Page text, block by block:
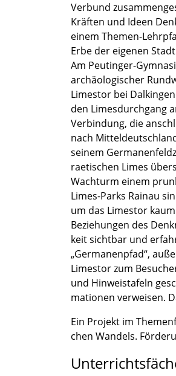
Verbund
Kräften und Ideen
einem Themen-
Erbe der eigenen
Am Peutinger-
archäo­lo­gi­scher
Limes­tor bei
den Limes­durch­gang
Verbindung, die
nach
seinem
raetischen Limes
Wachturm einem
Limes-Parks Rainau
um das Limes­tor
Bezie­hun­gen des
keit sicht­bar und
„Germa­nen­pfad“,
Limes­tor zum
und Hinweis­ta­feln
ma­tio­nen verwei­sen.
Ein Projekt im
chen Wandels.